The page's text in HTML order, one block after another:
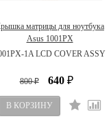
матрицы для ноутбука
Asus 1001PX
13GOA2B1AP030-10
1A LCD COVER ASSY
800₽ 640 ₽